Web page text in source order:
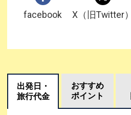
facebook X（旧Twitter）
出発日・
旅行代金
おすすめ
ポイント